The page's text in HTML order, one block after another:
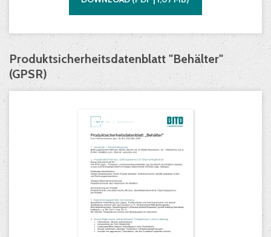
Produktsicherheitsdatenblatt "Behälter"
(GPSR)